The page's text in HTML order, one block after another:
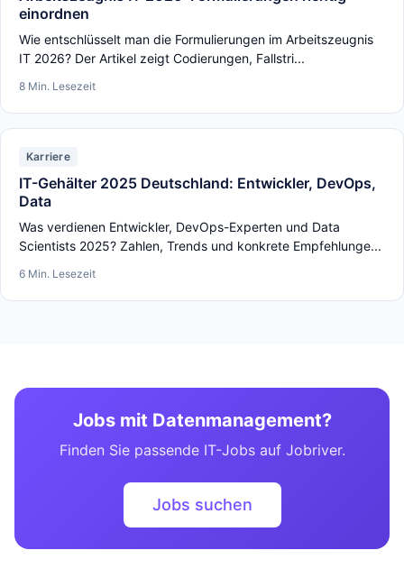
einordnen
Wie entschlüsselt man die Formulierungen im Arbeitszeugnis
IT 2026? Der Artikel zeigt Codierungen, Fallstri...
8 Min. Lesezeit
Karriere
IT-Gehälter 2025 Deutschland: Entwickler, DevOps,
Data
Was verdienen Entwickler, DevOps-Experten und Data
Scientists 2025? Zahlen, Trends und konkrete Empfehlunge...
6 Min. Lesezeit
Jobs mit Datenmanagement?
Finden Sie passende IT-Jobs auf Jobriver.
Jobs suchen